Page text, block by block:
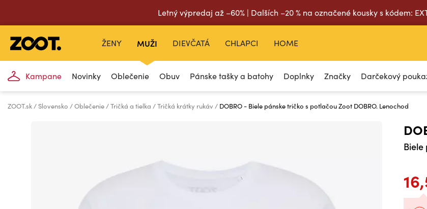
Letný výpredaj až –60% | Dalších –20 % na označené kousky s kódem:
ŽENY MUŽI
Kampane Novinky Oblečenie Obuv Pánske tašky a batohy Doplnky Značky Darčekový
DIEVČATÁ CHLAPCI HOME
ZOOT.sk Slovensko Oblečenie Tričká a tielka Tričká krátky rukáv DOBRO - Biele pánske tričko s potlačou Zoot DOBRO. Lenochod
Biele